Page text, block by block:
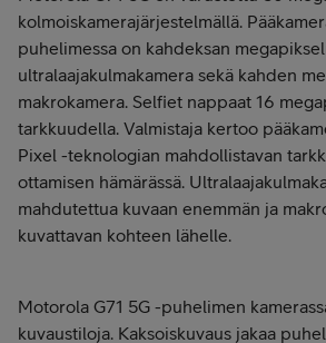
kolmoiskamerajärjestelmällä.
puhelimessa on kahdeksan
ultralaajakulmakamera sekä kahden
makrokamera. Selfiet nappaat 16
tarkkuudella. Valmistaja kertoo
Pixel -teknologian mahdollistavan
ottamisen hämärässä.
mahdutettua kuvaan enemmän ja
kuvattavan kohteen lähelle.
Motorola G71 5G -puhelimen
kuvaustiloja. Kaksoiskuvaus jakaa